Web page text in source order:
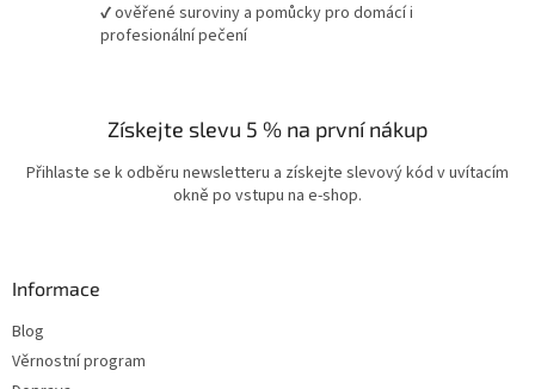
✔ ověřené suroviny a pomůcky pro domácí i
profesionální pečení
Získejte slevu 5 % na první nákup
Přihlaste se k odběru newsletteru a získejte slevový kód v uvítacím
okně po vstupu na e-shop.
Informace
Blog
Věrnostní program